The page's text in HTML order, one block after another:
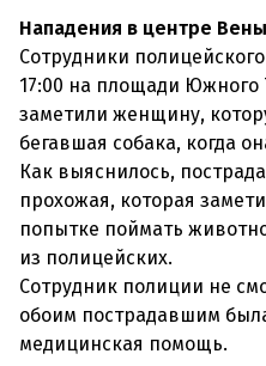
Нападения в центре Вены
Сотрудники
17:00 на площади Южного
заметили женщину,
бегавшая собака, когда
Как выяснилось,
прохожая, которая
попытке поймать
из полицейских.
Сотрудник полиции не
обоим пострадавшим
медицинская помощь.